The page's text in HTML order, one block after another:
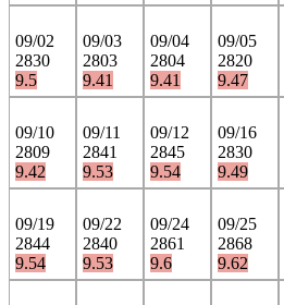
09/02
2830
9.5
09/03
2803
9.41
09/04
2804
9.41
09/05
2820
9.47
09/10
2809
9.42
09/11
2841
9.53
09/12
2845
9.54
09/16
2830
9.49
09/19
2844
9.54
09/22
2840
9.53
09/24
2861
9.6
09/25
2868
9.62